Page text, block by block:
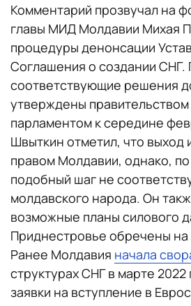
Комментарий прозвучал на
главы МИД Молдавии Михая
процедуры денонсации
Соглашения о создании СНГ.
соответствующие решения
утверждены
парламентом к середине
Швыткин отметил, что выход
правом Молдавии, однако,
подобный шаг не
молдавского народа. Он
возможные планы силового
Приднестровье обречены на
Ранее Молдавия начала
структурах СНГ в марте
заявки на вступление в